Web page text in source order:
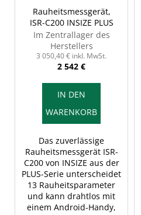
Rauheitsmessgerät,
ISR-C200 INSIZE PLUS
Im Zentrallager des
Herstellers
3 050,40 € inkl. MwSt.
2 542 €
IN DEN
WARENKORB
Das zuverlässige
Rauheitsmessgerät ISR-
C200 von INSIZE aus der
PLUS-Serie unterscheidet
13 Rauheitsparameter
und kann drahtlos mit
einem Android-Handy,